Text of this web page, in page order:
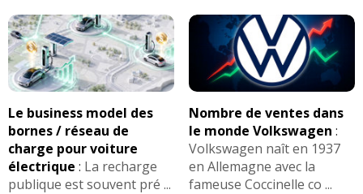
Le business model des
bornes / réseau de
charge pour voiture
électrique : La recharge
publique est souvent pré ...
Nombre de ventes dans
le monde Volkswagen :
Volkswagen naît en 1937
en Allemagne avec la
fameuse Coccinelle co ...